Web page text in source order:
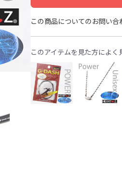
この商品についてのお問い合
このアイテムを見た方によく